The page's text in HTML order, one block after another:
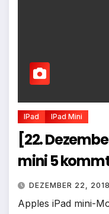
IPad IPad Mini
[22.
mini 5
DEZEMBER 22, 2018
Apples iPad mini-